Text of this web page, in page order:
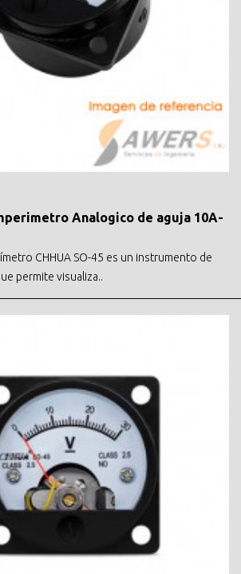
Analogico de aguja 10A-
CHHUA SO-45 es un instrumento de
permite visualiza..